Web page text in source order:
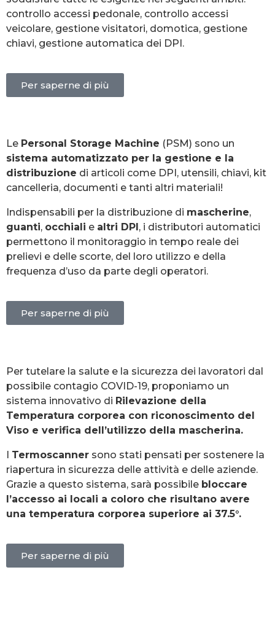
controllo accessi pedonale, controllo accessi
veicolare, gestione visitatori, domotica, gestione
chiavi, gestione automatica dei DPI.
Per saperne di più
Le Personal Storage Machine (PSM) sono un
sistema automatizzato per la gestione e la
distribuzione di articoli come DPI, utensili, chiavi, kit
cancelleria, documenti e tanti altri materiali!
Indispensabili per la distribuzione di mascherine,
guanti, occhiali e altri DPI, i distributori automatici
permettono il monitoraggio in tempo reale dei
prelievi e delle scorte, del loro utilizzo e della
frequenza d’uso da parte degli operatori.
Per saperne di più
Per tutelare la salute e la sicurezza dei lavoratori dal
possibile contagio COVID-19, proponiamo un
sistema innovativo di Rilevazione della
Temperatura corporea con riconoscimento del
Viso e verifica dell’utilizzo della mascherina.
I Termoscanner sono stati pensati per sostenere la
riapertura in sicurezza delle attività e delle aziende.
Grazie a questo sistema, sarà possibile bloccare
l’accesso ai locali a coloro che risultano avere
una temperatura corporea superiore ai 37.5°.
Per saperne di più